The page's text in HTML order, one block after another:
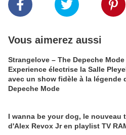
Vous aimerez aussi
Strangelove – The Depeche Mode
Experience électrise la Salle
avec un show fidèle à la légende
Depeche Mode
I wanna be your dog, le nouveau
d'Alex Revox Jr en playlist TV